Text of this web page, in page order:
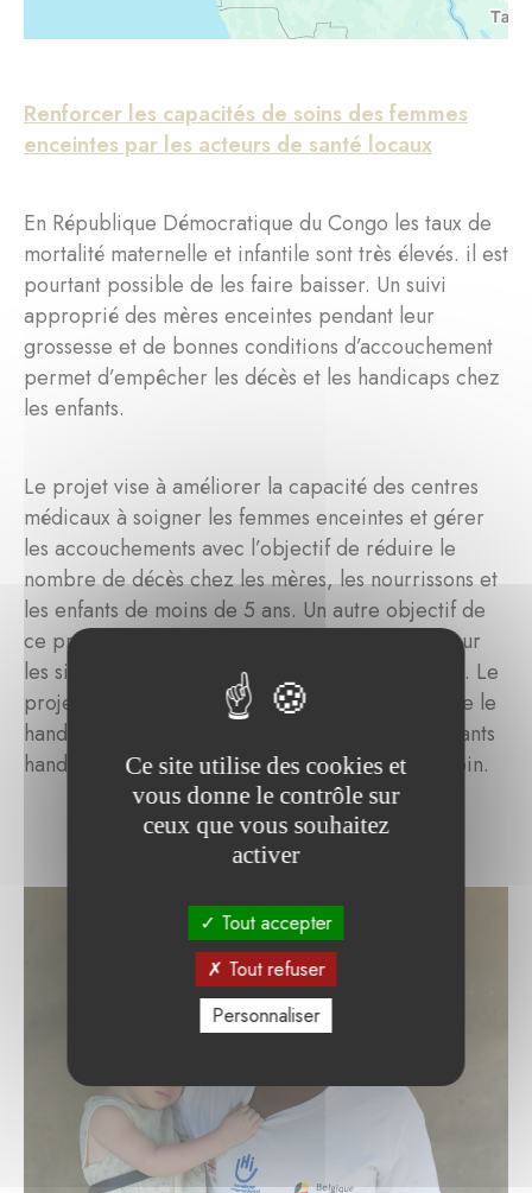
Renforcer les capacités de soins des femmes
enceintes par les acteurs de santé locaux
En République Démocratique du Congo les taux de
mortalité maternelle et infantile sont très élevés. il est
pourtant possible de les faire baisser. Un suivi
approprié des mères enceintes pendant leur
grossesse et de bonnes conditions d’accouchement
permet d’empêcher les décès et les handicaps chez
les enfants.
Le projet vise à améliorer la capacité des centres
médicaux à soigner les femmes enceintes et gérer
les accouchements avec l’objectif de réduire le
nombre de décès chez les mères, les nourrissons et
les enfants de moins de 5 ans. Un autre objectif de
ce projet est l’éducation des gens de la région sur
les signes de danger chez les femmes enceintes. Le
projet donne également des formations pour que le
handicap ne soit plus une fatalité, et que les enfants
handicapés disposent des soins dont ils ont besoin.
Ce site utilise des cookies et
vous donne le contrôle sur
ceux que vous souhaitez
activer
Tout accepter
Tout refuser
Personnaliser